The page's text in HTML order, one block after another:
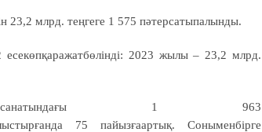
23,2 млрд. теңгеге 1 575 пәтерсатыпалынды.
2023 жылы – 23,2 млрд.
1 963
75 пайызғаартық. Соныменбірге